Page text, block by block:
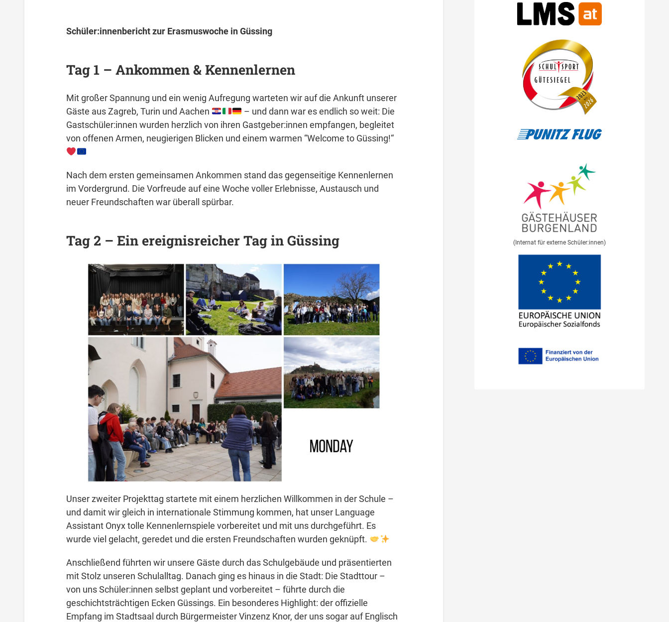
Schüler:innenbericht zur Erasmuswoche in Güssing
Tag 1 – Ankommen & Kennenlernen
Mit großer Spannung und ein wenig Aufregung warteten wir auf die Ankunft unserer
Gäste aus Zagreb, Turin und Aachen
– und dann war es endlich so weit: Die
Gastschüler:innen wurden herzlich von ihren Gastgeber:innen empfangen, begleitet
von offenen Armen, neugierigen Blicken und einem warmen “Welcome to Güssing!“
Nach dem ersten gemeinsamen Ankommen stand das gegenseitige Kennenlernen
im Vordergrund. Die Vorfreude auf eine Woche voller Erlebnisse, Austausch und
neuer Freundschaften war überall spürbar.
Tag 2 – Ein ereignisreicher Tag in Güssing
Unser zweiter Projekttag startete mit einem herzlichen Willkommen in der Schule –
und damit wir gleich in internationale Stimmung kommen, hat unser Language
Assistant Onyx tolle Kennenlernspiele vorbereitet und mit uns durchgeführt. Es
wurde viel gelacht, geredet und die ersten Freundschaften wurden geknüpft.
Anschließend führten wir unsere Gäste durch das Schulgebäude und präsentierten
mit Stolz unseren Schulalltag. Danach ging es hinaus in die Stadt: Die Stadttour –
von uns Schüler:innen selbst geplant und vorbereitet – führte durch die
geschichtsträchtigen Ecken Güssings. Ein besonderes Highlight: der offizielle
Empfang im Stadtsaal durch Bürgermeister Vinzenz Knor, der uns sogar auf Englisch
(Internat für externe Schüler:innen)